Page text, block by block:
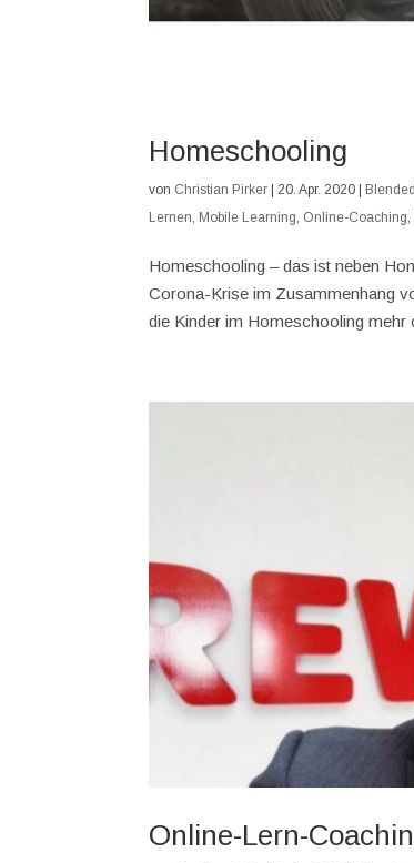
Homeschooling
von Christian Pirker | 20. Apr. 2020 |
Lernen Mobile Learning Online-Coaching
Homeschooling – das ist neben
Corona-Krise im Zusammenhang
die Kinder im Homeschooling mehr
Online-Lern-